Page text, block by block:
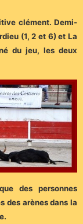
clément. Demi-
(1, 2 et 6) et La
du jeu, les deux
des personnes
des arènes dans la